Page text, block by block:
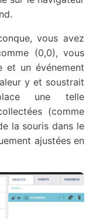
vous avez
(0,0), vous
et un événement
y et soustrait
une telle
(comme
la souris dans le
ajustées en